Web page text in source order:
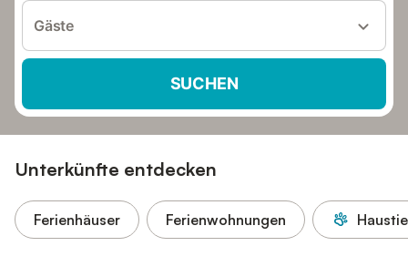
Gäste
SUCHEN
Unterkünfte entdecken
Ferienhäuser Ferienwohnungen